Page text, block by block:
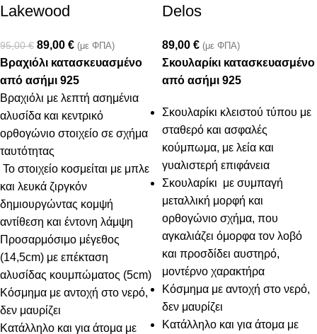
Lakewood
95,00€ 89,00 € (με ΦΠΑ)
Βραχιόλι κατασκευασμένο
από ασήμι 925
Βραχιόλι με λεπτή ασημένια
αλυσίδα και κεντρικό
ορθογώνιο στοιχείο σε σχήμα
ταυτότητας
Το στοιχείο κοσμείται με μπλε
και λευκά ζιργκόν
δημιουργώντας κομψή
αντίθεση και έντονη λάμψη
Προσαρμόσιμο μέγεθος
(14,5cm) με επέκταση
αλυσίδας κουμπώματος (5cm)
Κόσμημα με αντοχή στο νερό,
δεν μαυρίζει
Κατάλληλο και για άτομα με
Delos
89,00 € (με ΦΠΑ)
Σκουλαρίκι κατασκευασμένο
από ασήμι 925
Σκουλαρίκι κλειστού τύπου με
σταθερό και ασφαλές
κούμπωμα, με λεία και
γυαλιστερή επιφάνεια
Σκουλαρίκι με συμπαγή
μεταλλική μορφή και
ορθογώνιο σχήμα, που
αγκαλιάζει όμορφα τον λοβό
και προσδίδει αυστηρό,
μοντέρνο χαρακτήρα
Κόσμημα με αντοχή στο νερό,
δεν μαυρίζει
Κατάλληλο και για άτομα με